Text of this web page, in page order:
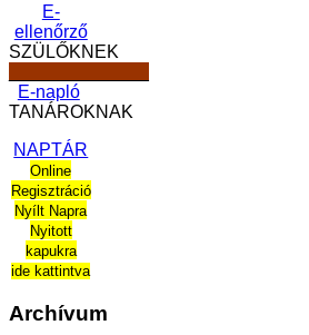
E-
ellenőrző
SZÜLŐKNEK
E-napló
TANÁROKNAK
NAPTÁR
Online
Regisztráció
Nyílt Napra
Nyitott
kapukra
ide kattintva
Archívum